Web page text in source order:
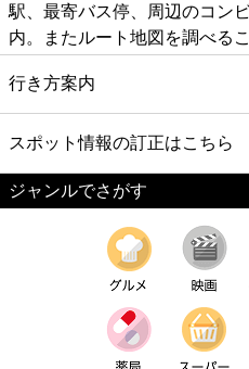
駅、最寄バス停、周辺のコン
内。またルート地図を調べる
行き方案内
スポット情報の訂正はこちら
ジャンルでさがす